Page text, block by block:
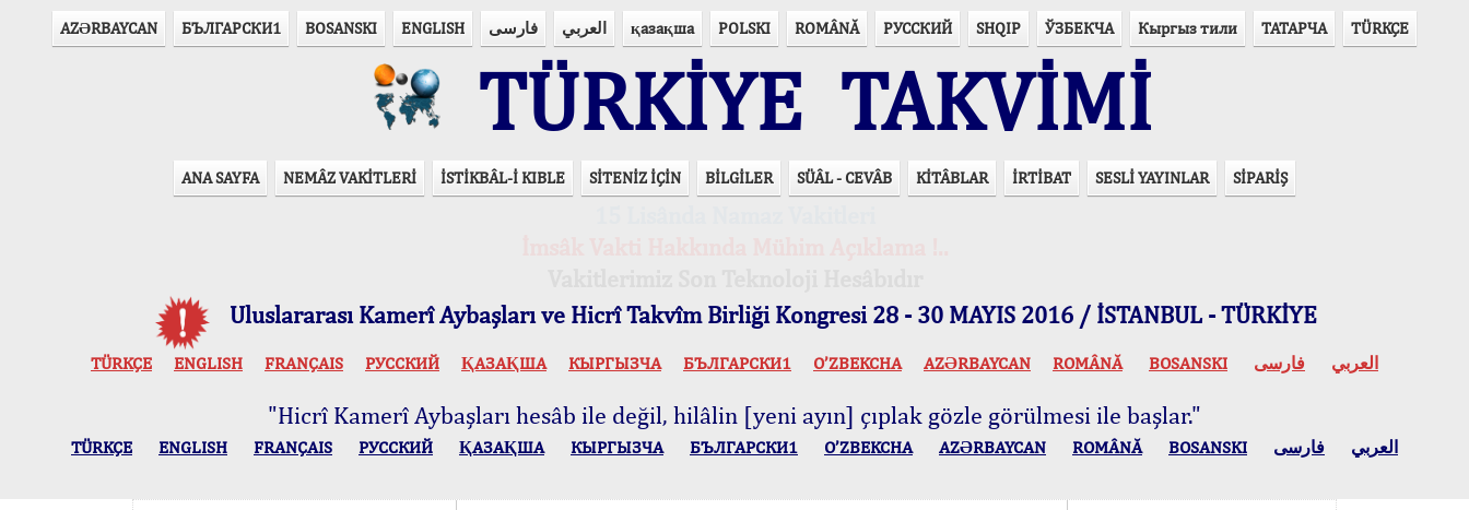
AZӘRBAYCAN БЪЛГАРСКИ1 BOSANSKI ENGLISH فارسی العربي қазақша POLSKI ROMÂNĂ РУССКИЙ SHQIP ЎЗБЕКЧА Кыргыз тили ТАТАРЧА TÜRKÇE
TÜRKİYE TAKVİMİ
ANA SAYFA NEMÂZ VAKİTLERİ İSTİKBÂL-İ KIBLE SİTENİZ İÇİN BİLGİLER SÜÂL - CEVÂB KİTÂBLAR İRTİBAT SESLİ YAYINLAR SİPARİŞ
Uluslararası Kamerî Aybaşları ve Hicrî Takvîm Birliği Kongresi 28 - 30 MAYIS 2016 / İSTANBUL - TÜRKİYE
TÜRKÇE ENGLISH FRANÇAIS РУССКИЙ ҚАЗАҚША КЫPГЫЗЧA БЪЛГАРСКИ1 O’ZBEKCHA AZӘRBAYCAN ROMÂNĂ BOSANSKI العربي فارسی
"Hicrî Kamerî Aybaşları hesâb ile değil, hilâlin [yeni ayın] çıplak gözle görülmesi ile başlar."
TÜRKÇE ENGLISH FRANÇAIS РУССКИЙ ҚАЗАҚША КЫPГЫЗЧA БЪЛГАРСКИ1 O’ZBEKCHA AZӘRBAYCAN ROMÂNĂ BOSANSKI العربي فارسی